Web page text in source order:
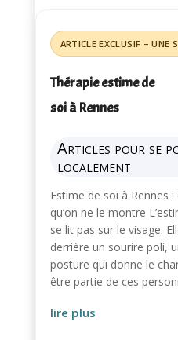
Thérapie estime de
soi à Rennes
Articles pour se
localement
Estime de soi à Rennes
qu’on ne le montre
se lit pas sur le visage.
derrière un sourire poli,
posture qui donne le
être partie de ces
lire plus